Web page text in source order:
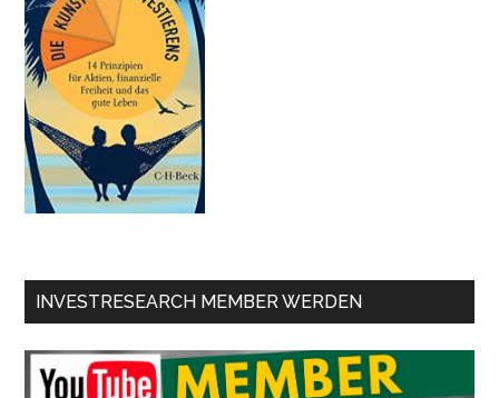
INVESTRESEARCH MEMBER WERDEN